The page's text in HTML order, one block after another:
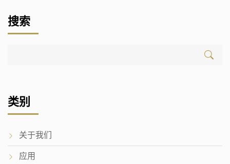
搜索
类别
关于我们
应用